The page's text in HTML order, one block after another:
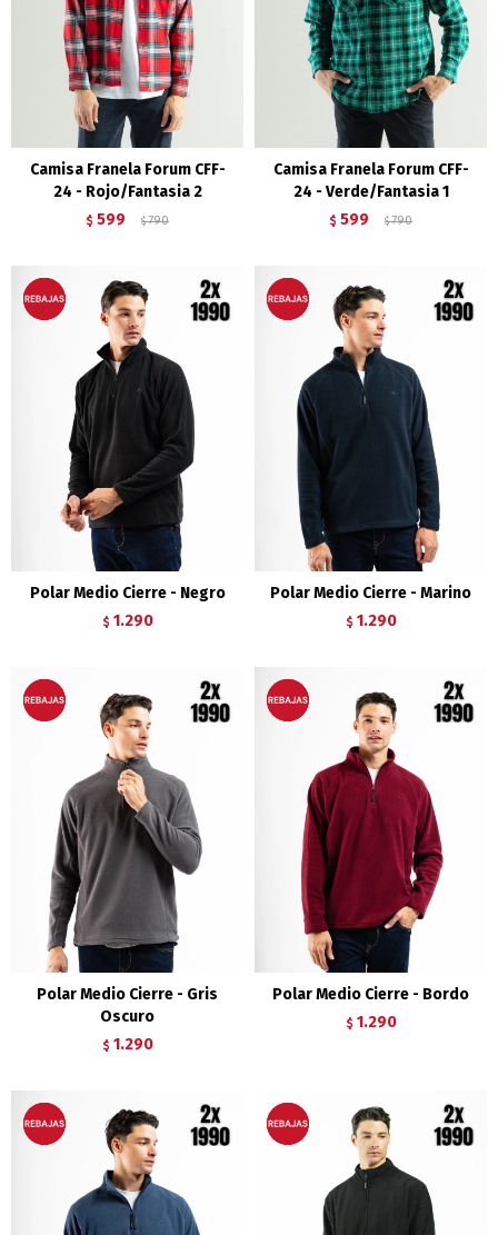
Camisa Franela Forum CFF-
24 - Rojo/Fantasia 2
$ 599 $ 790
Camisa Franela Forum CFF-
24 - Verde/Fantasia 1
$ 599 $ 790
Polar Medio Cierre - Negro
$ 1.290
Polar Medio Cierre - Marino
$ 1.290
Polar Medio Cierre - Gris
Oscuro
$ 1.290
Polar Medio Cierre - Bordo
$ 1.290